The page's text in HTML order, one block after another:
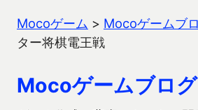
Mocoゲーム > Mocoゲームブ
ター将棋電王戦
Mocoゲームブログ